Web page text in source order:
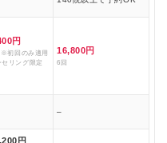
円
初回のみ適用
リング限定
16,800円
6回
–
円